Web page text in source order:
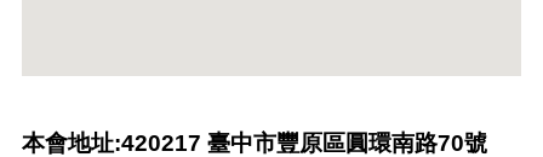
本會地址:420217 臺中市豐原區圓環南路70號